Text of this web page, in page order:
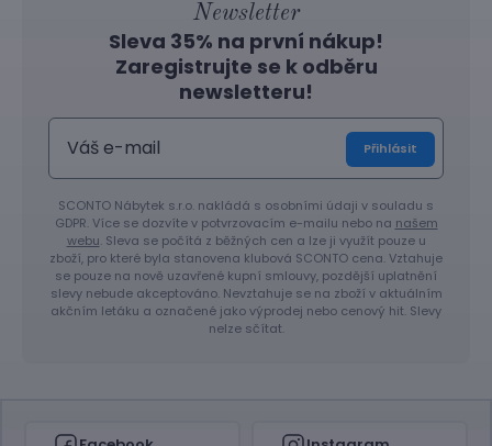
Newsletter
Sleva 35% na první nákup!
Zaregistrujte se k odběru
newsletteru!
Přihlásit
SCONTO Nábytek s.r.o. nakládá s osobními údaji v souladu s
GDPR. Více se dozvíte v potvrzovacím e-mailu nebo na našem
webu. Sleva se počítá z běžných cen a lze ji využít pouze u
zboží, pro které byla stanovena klubová SCONTO cena. Vztahuje
se pouze na nově uzavřené kupní smlouvy, pozdější uplatnění
slevy nebude akceptováno. Nevztahuje se na zboží v aktuálním
akčním letáku a označené jako výprodej nebo cenový hit. Slevy
nelze sčítat.